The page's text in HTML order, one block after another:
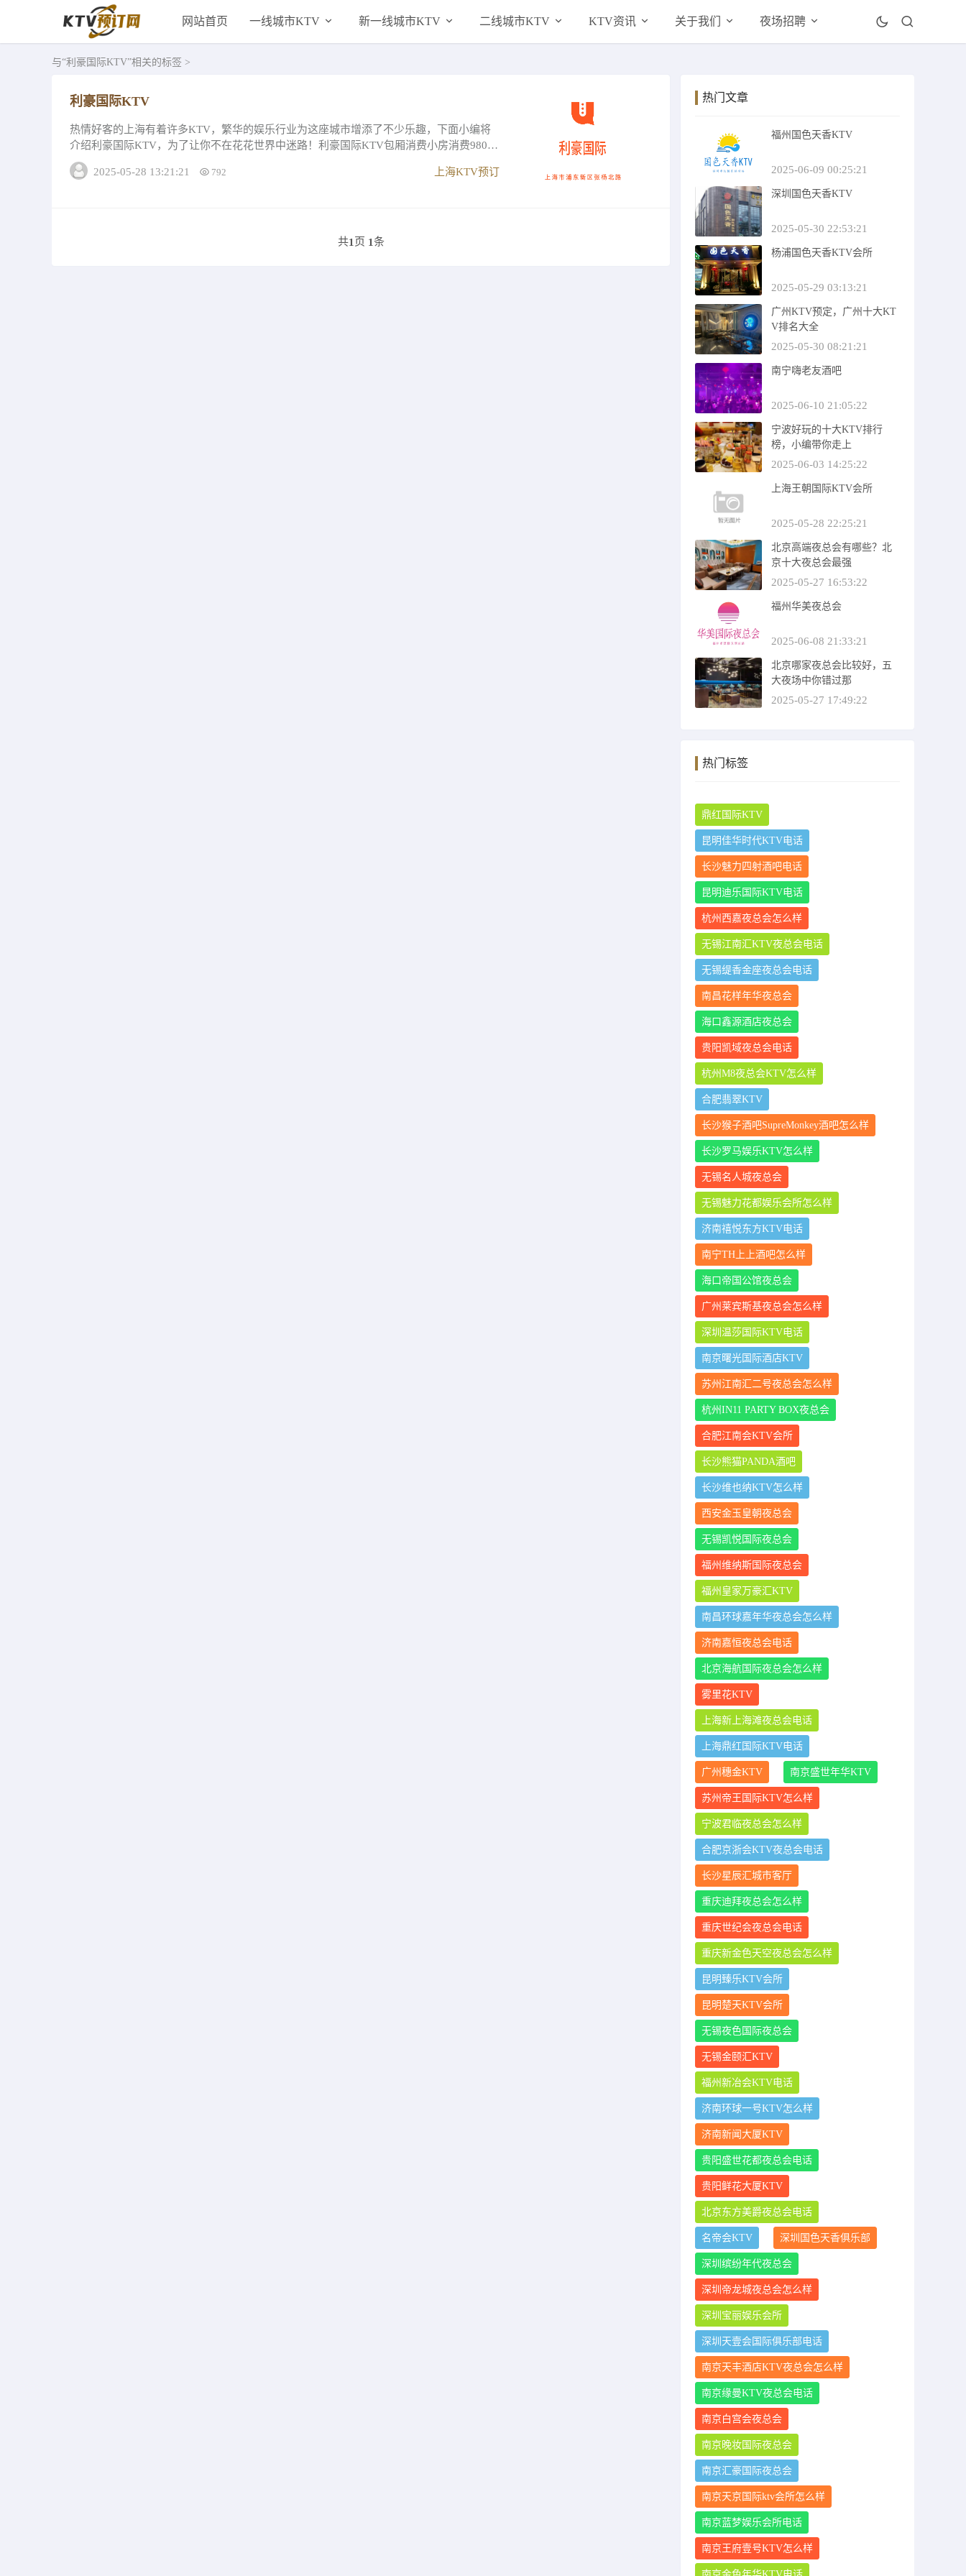
网站首页 一线城市KTV 新一线城市KTV 二线城市KTV KTV资讯 关于我们 夜场招聘
与“利豪国际KTV”相关的标签 >
利豪国际KTV
热情好客的上海有着许多KTV，繁华的娱乐行业为这座城市增添了不少乐趣，下面小编将
介绍利豪国际KTV，为了让你不在花花世界中迷路！利豪国际KTV包厢消费小房消费980—
人数5—8...
2025-05-28 13:21:21
792 上海KTV预订
共1 页 1条
热门文章
福州国色天香KTV
2025-06-09 00:25:21
深圳国色天香KTV
2025-05-30 22:53:21
杨浦国色天香KTV会所
2025-05-29 03:13:21
广州KTV预定，广州十大KT
V排名大全
2025-05-30 08:21:21
南宁嗨老友酒吧
2025-06-10 21:05:22
宁波好玩的十大KTV排行
榜，小编带你走上
2025-06-03 14:25:22
上海王朝国际KTV会所
2025-05-28 22:25:21
北京高端夜总会有哪些？北
京十大夜总会最强
2025-05-27 16:53:22
福州华美夜总会
2025-06-08 21:33:21
北京哪家夜总会比较好，五
大夜场中你错过那
2025-05-27 17:49:22
热门标签
鼎红国际KTV
昆明佳华时代KTV电话
长沙魅力四射酒吧电话
昆明迪乐国际KTV电话
杭州西嘉夜总会怎么样
无锡江南汇KTV夜总会电话
无锡缇香金座夜总会电话
南昌花样年华夜总会
海口鑫源酒店夜总会
贵阳凯域夜总会电话
杭州M8夜总会KTV怎么样
合肥翡翠KTV
长沙猴子酒吧SupreMonkey酒吧怎么样
长沙罗马娱乐KTV怎么样
无锡名人城夜总会
无锡魅力花都娱乐会所怎么样
济南禧悦东方KTV电话
南宁TH上上酒吧怎么样
海口帝国公馆夜总会
广州莱宾斯基夜总会怎么样
深圳温莎国际KTV电话
南京曙光国际酒店KTV
苏州江南汇二号夜总会怎么样
杭州IN11 PARTY BOX夜总会
合肥江南会KTV会所
长沙熊猫PANDA酒吧
长沙维也纳KTV怎么样
西安金玉皇朝夜总会
无锡凯悦国际夜总会
福州维纳斯国际夜总会
福州皇家万豪汇KTV
南昌环球嘉年华夜总会怎么样
济南嘉恒夜总会电话
北京海航国际夜总会怎么样
雾里花KTV
上海新上海滩夜总会电话
上海鼎红国际KTV电话
广州穗金KTV 南京盛世年华KTV
苏州帝王国际KTV怎么样
宁波君临夜总会怎么样
合肥京浙会KTV夜总会电话
长沙星辰汇城市客厅
重庆迪拜夜总会怎么样
重庆世纪会夜总会电话
重庆新金色天空夜总会怎么样
昆明臻乐KTV会所
昆明楚天KTV会所
无锡夜色国际夜总会
无锡金颐汇KTV
福州新冶会KTV电话
济南环球一号KTV怎么样
济南新闻大厦KTV
贵阳盛世花都夜总会电话
贵阳鲜花大厦KTV
北京东方美爵夜总会电话
名帝会KTV 深圳国色天香俱乐部
深圳缤纷年代夜总会
深圳帝龙城夜总会怎么样
深圳宝丽娱乐会所
深圳天壹会国际俱乐部电话
南京天丰酒店KTV夜总会怎么样
南京缘曼KTV夜总会电话
南京白宫会夜总会
南京晚妆国际夜总会
南京汇豪国际夜总会
南京天京国际ktv会所怎么样
南京蓝梦娱乐会所电话
南京王府壹号KTV怎么样